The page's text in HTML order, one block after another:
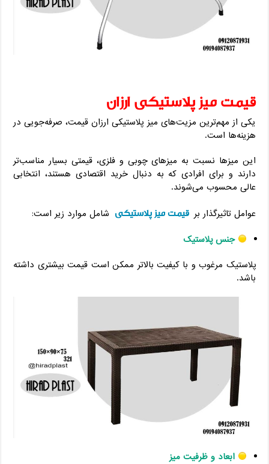
قیمت میز پلاستیکی ارزان
یکی از مهم‌ترین مزیت‌های میز پلاستیکی ارزان قیمت، صرفه‌جویی در
هزینه‌ها است.
این میزها نسبت به میزهای چوبی و فلزی، قیمتی بسیار مناسب‌تر
دارند و برای افرادی که به دنبال خرید اقتصادی هستند، انتخابی
عالی محسوب می‌شوند.
عوامل تاثیرگذار بر قیمت میز پلاستیکی شامل موارد زیر است:
جنس پلاستیک
پلاستیک مرغوب و با کیفیت بالاتر ممکن است قیمت بیشتری داشته
باشد.
ابعاد و ظرفیت میز